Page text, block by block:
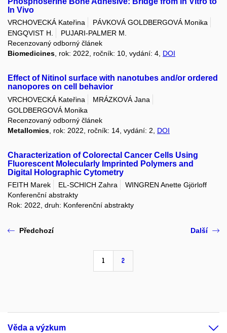
In Vivo
VRCHOVECKÁ Kateřina
PÁVKOVÁ GOLDBERGOVÁ Monika
ENGQVIST H.
PUJARI-PALMER M.
Recenzovaný odborný článek
Biomedicines, rok: 2022, ročník: 10, vydání: 4, DOI
Effect of Nitinol surface with nanotubes and/or ordered
nanopores on cell behavior
VRCHOVECKÁ Kateřina
MRÁZKOVÁ Jana
GOLDBERGOVÁ Monika
Recenzovaný odborný článek
Metallomics , rok: 2022, ročník: 14, vydání: 2, DOI
Characterization of Colorectal Cancer Cells Using
Fluorescent Molecularly Imprinted Polymers and
Digital Holographic Cytometry
FEITH Marek EL-SCHICH Zahra
WINGREN Anette Gjörloff
Konferenční abstrakty
Rok: 2022, druh: Konferenční abstrakty
Předchozí
1 2
Další
Věda a výzkum